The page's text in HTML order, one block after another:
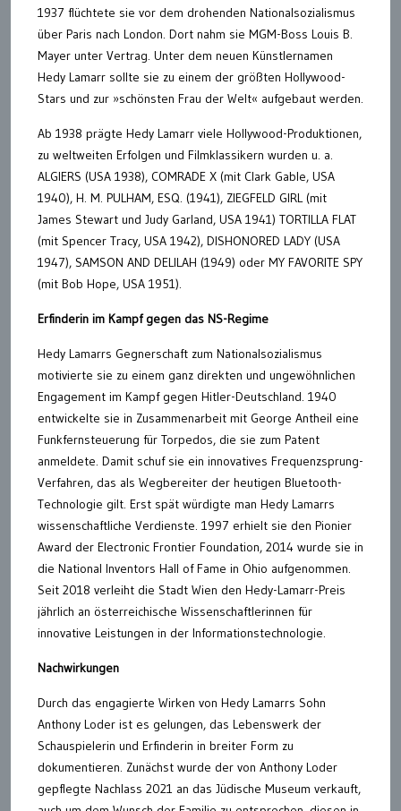
1937 flüchtete sie vor dem drohenden Nationalsozialismus
über Paris nach London. Dort nahm sie MGM-Boss Louis B.
Mayer unter Vertrag. Unter dem neuen Künstlernamen
Hedy Lamarr sollte sie zu einem der größten Hollywood-
Stars und zur »schönsten Frau der Welt« aufgebaut werden.
Ab 1938 prägte Hedy Lamarr viele Hollywood-Produktionen,
zu weltweiten Erfolgen und Filmklassikern wurden u. a.
ALGIERS (USA 1938), COMRADE X (mit Clark Gable, USA
1940), H. M. PULHAM, ESQ. (1941), ZIEGFELD GIRL (mit
James Stewart und Judy Garland, USA 1941) TORTILLA FLAT
(mit Spencer Tracy, USA 1942), DISHONORED LADY (USA
1947), SAMSON AND DELILAH (1949) oder MY FAVORITE SPY
(mit Bob Hope, USA 1951).
Erfinderin im Kampf gegen das NS-Regime
Hedy Lamarrs Gegnerschaft zum Nationalsozialismus
motivierte sie zu einem ganz direkten und ungewöhnlichen
Engagement im Kampf gegen Hitler-Deutschland. 1940
entwickelte sie in Zusammenarbeit mit George Antheil eine
Funkfernsteuerung für Torpedos, die sie zum Patent
anmeldete. Damit schuf sie ein innovatives Frequenzsprung-
Verfahren, das als Wegbereiter der heutigen Bluetooth-
Technologie gilt. Erst spät würdigte man Hedy Lamarrs
wissenschaftliche Verdienste. 1997 erhielt sie den Pionier
Award der Electronic Frontier Foundation, 2014 wurde sie in
die National Inventors Hall of Fame in Ohio aufgenommen.
Seit 2018 verleiht die Stadt Wien den Hedy-Lamarr-Preis
jährlich an österreichische Wissenschaftlerinnen für
innovative Leistungen in der Informationstechnologie.
Nachwirkungen
Durch das engagierte Wirken von Hedy Lamarrs Sohn
Anthony Loder ist es gelungen, das Lebenswerk der
Schauspielerin und Erfinderin in breiter Form zu
dokumentieren. Zunächst wurde der von Anthony Loder
gepflegte Nachlass 2021 an das Jüdische Museum verkauft,